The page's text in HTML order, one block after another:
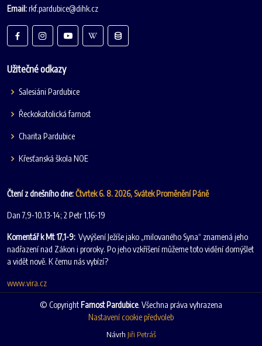
Email:rkf.pardubice@dihk.cz
Užitečné odkazy
Salesiáni Pardubice
Řeckokatolická farnost
Charita Pardubice
Křesťanská škola NOE
Čtení z dnešního dne:Čtvrtek 6. 8. 2026, Svátek Proměnění Páně
Dan 7,9-10.13-14; 2 Petr 1,16-19
Komentář k Mt 17,1-9: Vyvýšení Ježíše jako „milovaného Syna“ znamená jeho
nadřazení nad Zákon i proroky. Po jeho vzkříšení můžeme toto vidění domýšlet
a vidět nově. K čemu nás vybízí?
www.vira.cz
© Copyright Farnost Pardubice. Všechna práva vyhrazena
Nastavení cookie předvoleb
Návrh Jiři Petráš